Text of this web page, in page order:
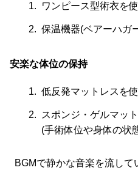
ワンピース型術衣を
保温機器(ベアーハガ
安楽な体位の保持
低反発マットレスを
スポンジ・ゲルマッ
(手術体位や身体の状
BGMで静かな音楽を流し